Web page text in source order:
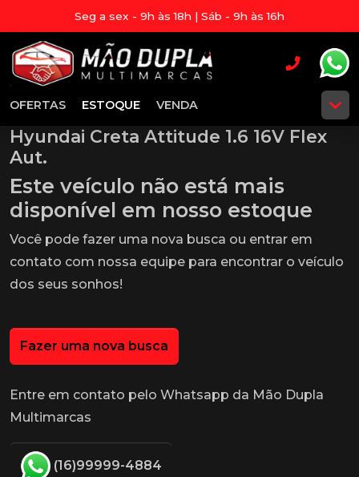
Seg a sex - 9h às 18h | Sáb - 9h às 16h
OFERTAS ESTOQUE VENDA
Hyundai Creta Attitude 1.6 16V Flex
Aut.
Este veículo não está mais
disponível em nosso estoque
Você pode fazer uma nova busca ou entrar em
contato com nossa equipe para encontrar o veículo
dos seus sonhos!
Fazer uma nova busca
Entre em contato pelo Whatsapp da Mão Dupla
Multimarcas
(16)99999-4884